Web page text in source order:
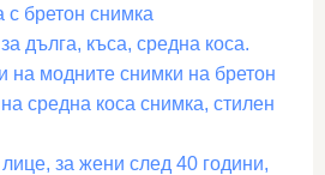
с бретон снимка
дълга, къса, средна коса.
на модните снимки на бретон
средна коса снимка, стилен
за жени след 40 години,